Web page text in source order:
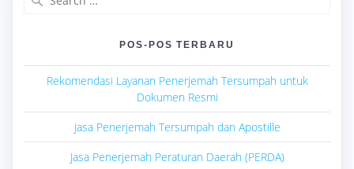
POS-POS TERBARU
Rekomendasi Layanan Penerjemah Tersumpah untuk
Dokumen Resmi
Jasa Penerjemah Tersumpah dan Apostille
Jasa Penerjemah Peraturan Daerah (PERDA)